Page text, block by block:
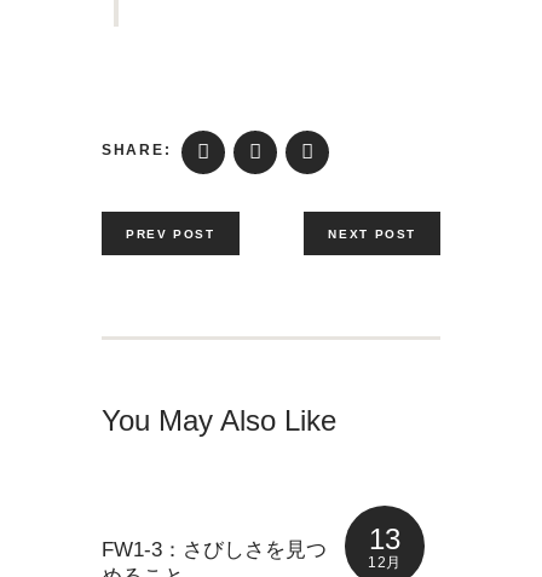
SHARE:
PREV POST NEXT POST
You May Also Like
13
12月
FW1-3：さびしさを見つ